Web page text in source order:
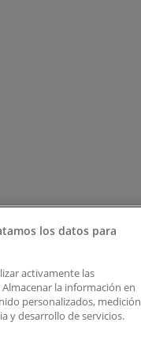
los datos para
activamente las
la información en
personalizados, medición
y desarrollo de servicios.